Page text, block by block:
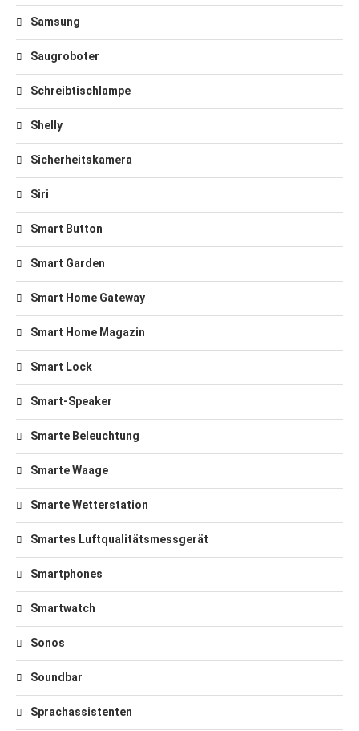
Samsung
Saugroboter
Schreibtischlampe
Shelly
Sicherheitskamera
Siri
Smart Button
Smart Garden
Smart Home Gateway
Smart Home Magazin
Smart Lock
Smart-Speaker
Smarte Beleuchtung
Smarte Waage
Smarte Wetterstation
Smartes Luftqualitätsmessgerät
Smartphones
Smartwatch
Sonos
Soundbar
Sprachassistenten